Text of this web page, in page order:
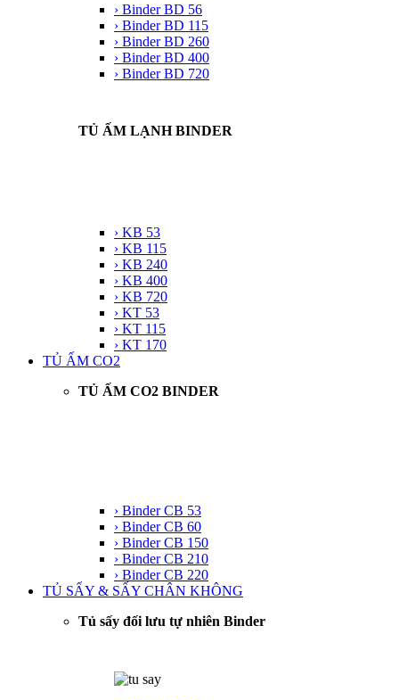
› Binder BD 56
› Binder BD 115
› Binder BD 260
› Binder BD 400
› Binder BD 720
TỦ ẤM LẠNH BINDER
› KB 53
› KB 115
› KB 240
› KB 400
› KB 720
› KT 53
› KT 115
› KT 170
TỦ ẤM CO2
TỦ ẤM CO2 BINDER
› Binder CB 53
› Binder CB 60
› Binder CB 150
› Binder CB 210
› Binder CB 220
TỦ SẤY & SẤY CHÂN KHÔNG
Tủ sấy đối lưu tự nhiên Binder